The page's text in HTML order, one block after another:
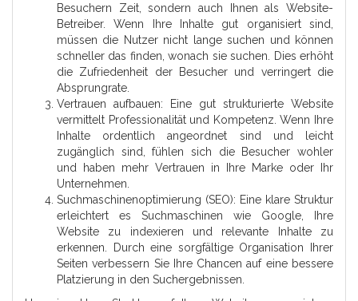
Besuchern Zeit, sondern auch Ihnen als Website-
Betreiber. Wenn Ihre Inhalte gut organisiert sind,
müssen die Nutzer nicht lange suchen und können
schneller das finden, wonach sie suchen. Dies erhöht
die Zufriedenheit der Besucher und verringert die
Absprungrate.
Vertrauen aufbauen: Eine gut strukturierte Website
vermittelt Professionalität und Kompetenz. Wenn Ihre
Inhalte ordentlich angeordnet sind und leicht
zugänglich sind, fühlen sich die Besucher wohler
und haben mehr Vertrauen in Ihre Marke oder Ihr
Unternehmen.
Suchmaschinenoptimierung (SEO): Eine klare Struktur
erleichtert es Suchmaschinen wie Google, Ihre
Website zu indexieren und relevante Inhalte zu
erkennen. Durch eine sorgfältige Organisation Ihrer
Seiten verbessern Sie Ihre Chancen auf eine bessere
Platzierung in den Suchergebnissen.